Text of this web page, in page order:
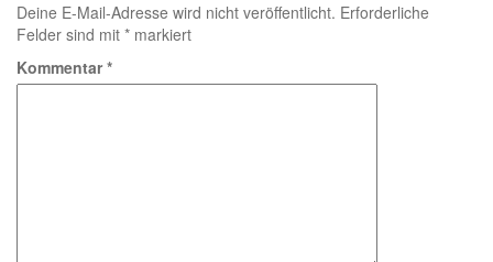
Deine E-Mail-Adresse wird nicht veröffentlicht. Erforderliche
Felder sind mit * markiert
Kommentar*